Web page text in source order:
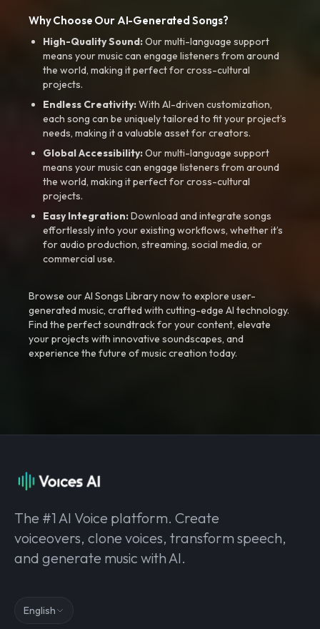
Why Choose Our AI-Generated Songs?
High-Quality Sound:Our multi-language support
means your music can engage listeners from around
the world, making it perfect for cross-cultural
projects.
Endless Creativity:With AI-driven customization,
each song can be uniquely tailored to fit your project’s
needs, making it a valuable asset for creators.
Global Accessibility:Our multi-language support
means your music can engage listeners from around
the world, making it perfect for cross-cultural
projects.
Easy Integration:Download and integrate songs
effortlessly into your existing workflows, whether it’s
for audio production, streaming, social media, or
commercial use.
Browse our AI Songs Library now to explore user-
generated music, crafted with cutting-edge AI technology.
Find the perfect soundtrack for your content, elevate
your projects with innovative soundscapes, and
experience the future of music creation today.
The #1 AI Voice platform. Create
voiceovers, clone voices, transform speech,
and generate music with AI.
English